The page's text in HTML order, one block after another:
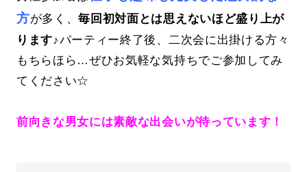
方が多く、毎回初対面とは思えないほど盛り上が
ります♪パーティー終了後、二次会に出掛ける方々
もちらほら…ぜひお気軽な気持ちでご参加してみ
てください☆
前向きな男女には素敵な出会いが待っています！